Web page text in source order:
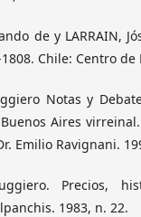
de y LARRAIN,
Chile: Centro de
Notas y
Aires
Emilio Ravignani.
Precios,
1983, n. 22.